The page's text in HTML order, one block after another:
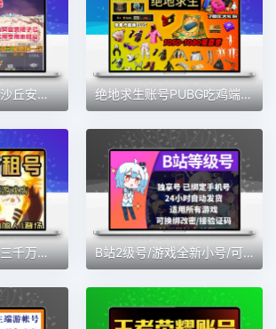
便宜和平精英借玩沙丘安卓苹果螳螂木乃伊101怪诞龙域龙灵富婆号 绝地求生账号PUBG吃鸡端游皮肤箱子黑货卷账户成品号pubg账号
火影忍者租号战力三千万四千万高战力打团本战力号QV区安卓ios B站2级号/游戏全新小号/可正常登入B站/适用于所有端/全新b服2级